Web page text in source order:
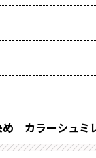
カラーシュミ